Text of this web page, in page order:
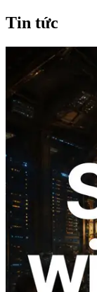
Tin tức
2026.08.05
ERPC mở
với phép
Validators